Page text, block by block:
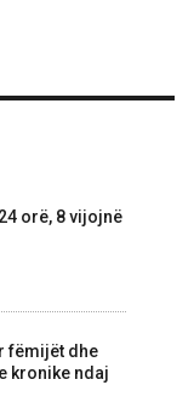
orë, 8 vijojnë
fëmijët dhe
kronike ndaj